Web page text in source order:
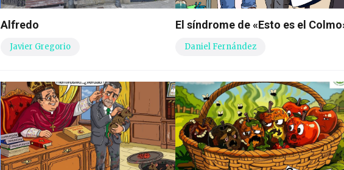
Alfredo
Javier Gregorio
El síndrome de «Esto es el
Daniel Fernández